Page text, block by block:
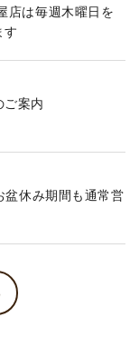
店は毎週木曜日を
す
ご案内
盆休み期間も通常営